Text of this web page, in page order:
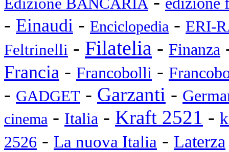
- Einaudi - Enciclopedia - ERI-
Feltrinelli - Filatelia - Finanza
Francia - Francobolli -
- GADGET - Garzanti -
cinema - Italia - Kraft 2521 -
2526 - La nuova Italia - Laterza